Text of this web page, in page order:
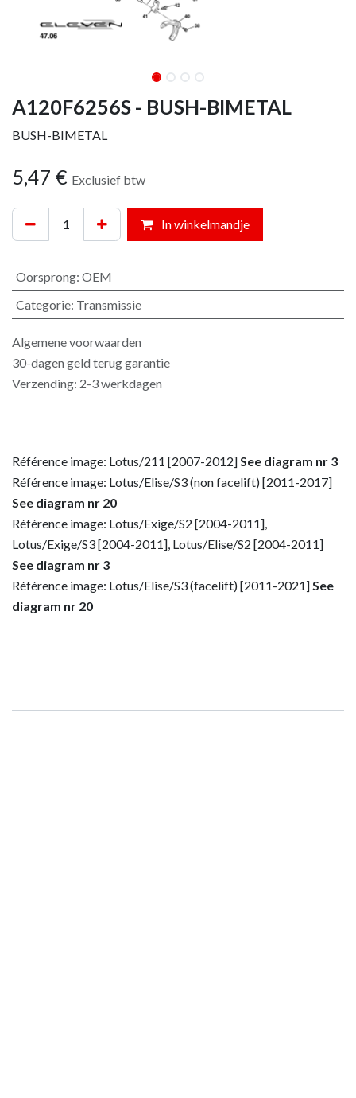
A120F6256S - BUSH-BIMETAL
BUSH-BIMETAL
5,47 € Exclusief btw
In winkelmandje
Oorsprong: OEM
Categorie: Transmissie
Algemene voorwaarden
30-dagen geld terug garantie
Verzending: 2-3 werkdagen
Référence image: Lotus/211 [2007-2012]See diagram nr 3
Référence image: Lotus/Elise/S3 (non facelift) [2011-2017]
See diagram nr 20
Référence image: Lotus/Exige/S2 [2004-2011],
Lotus/Exige/S3 [2004-2011], Lotus/Elise/S2 [2004-2011]
See diagram nr 3
Référence image: Lotus/Elise/S3 (facelift) [2011-2021]See
diagram nr 20